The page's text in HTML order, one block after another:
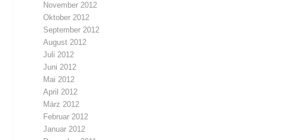
November 2012
Oktober 2012
September 2012
August 2012
Juli 2012
Juni 2012
Mai 2012
April 2012
März 2012
Februar 2012
Januar 2012